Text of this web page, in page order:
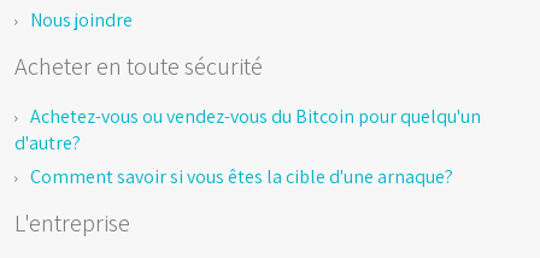
Nous joindre
Acheter en toute sécurité
Achetez-vous ou vendez-vous du Bitcoin pour quelqu'un
d'autre?
Comment savoir si vous êtes la cible d'une arnaque?
L'entreprise